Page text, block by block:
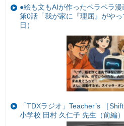
●絵も文もAIが作ったペラペラ漫
第0話「我が家に『理屈』がや
日）
「TDXラジオ」Teacher’s ［
小学校 田村 久仁子 先生（前編